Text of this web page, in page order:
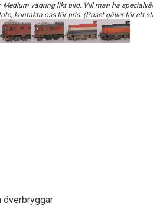
* Medium vädring likt bild. Vill man ha
kontakta oss för pris. (Priset gäller för ett
överbryggar